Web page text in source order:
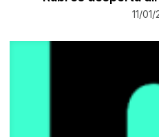
11/01/